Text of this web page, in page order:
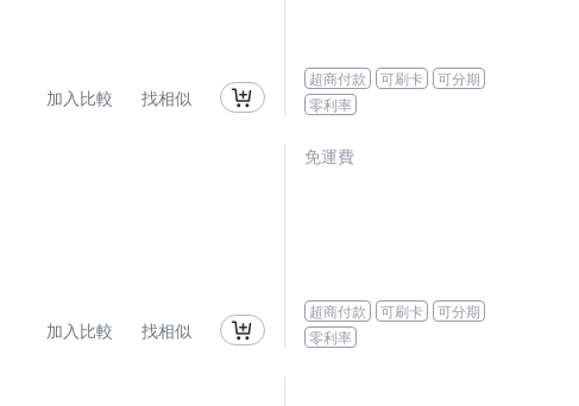
加入比較 找相似
超商付款 可刷卡
可分期
零利率
加入比較 找相似
免運費
超商付款 可刷卡
可分期
零利率